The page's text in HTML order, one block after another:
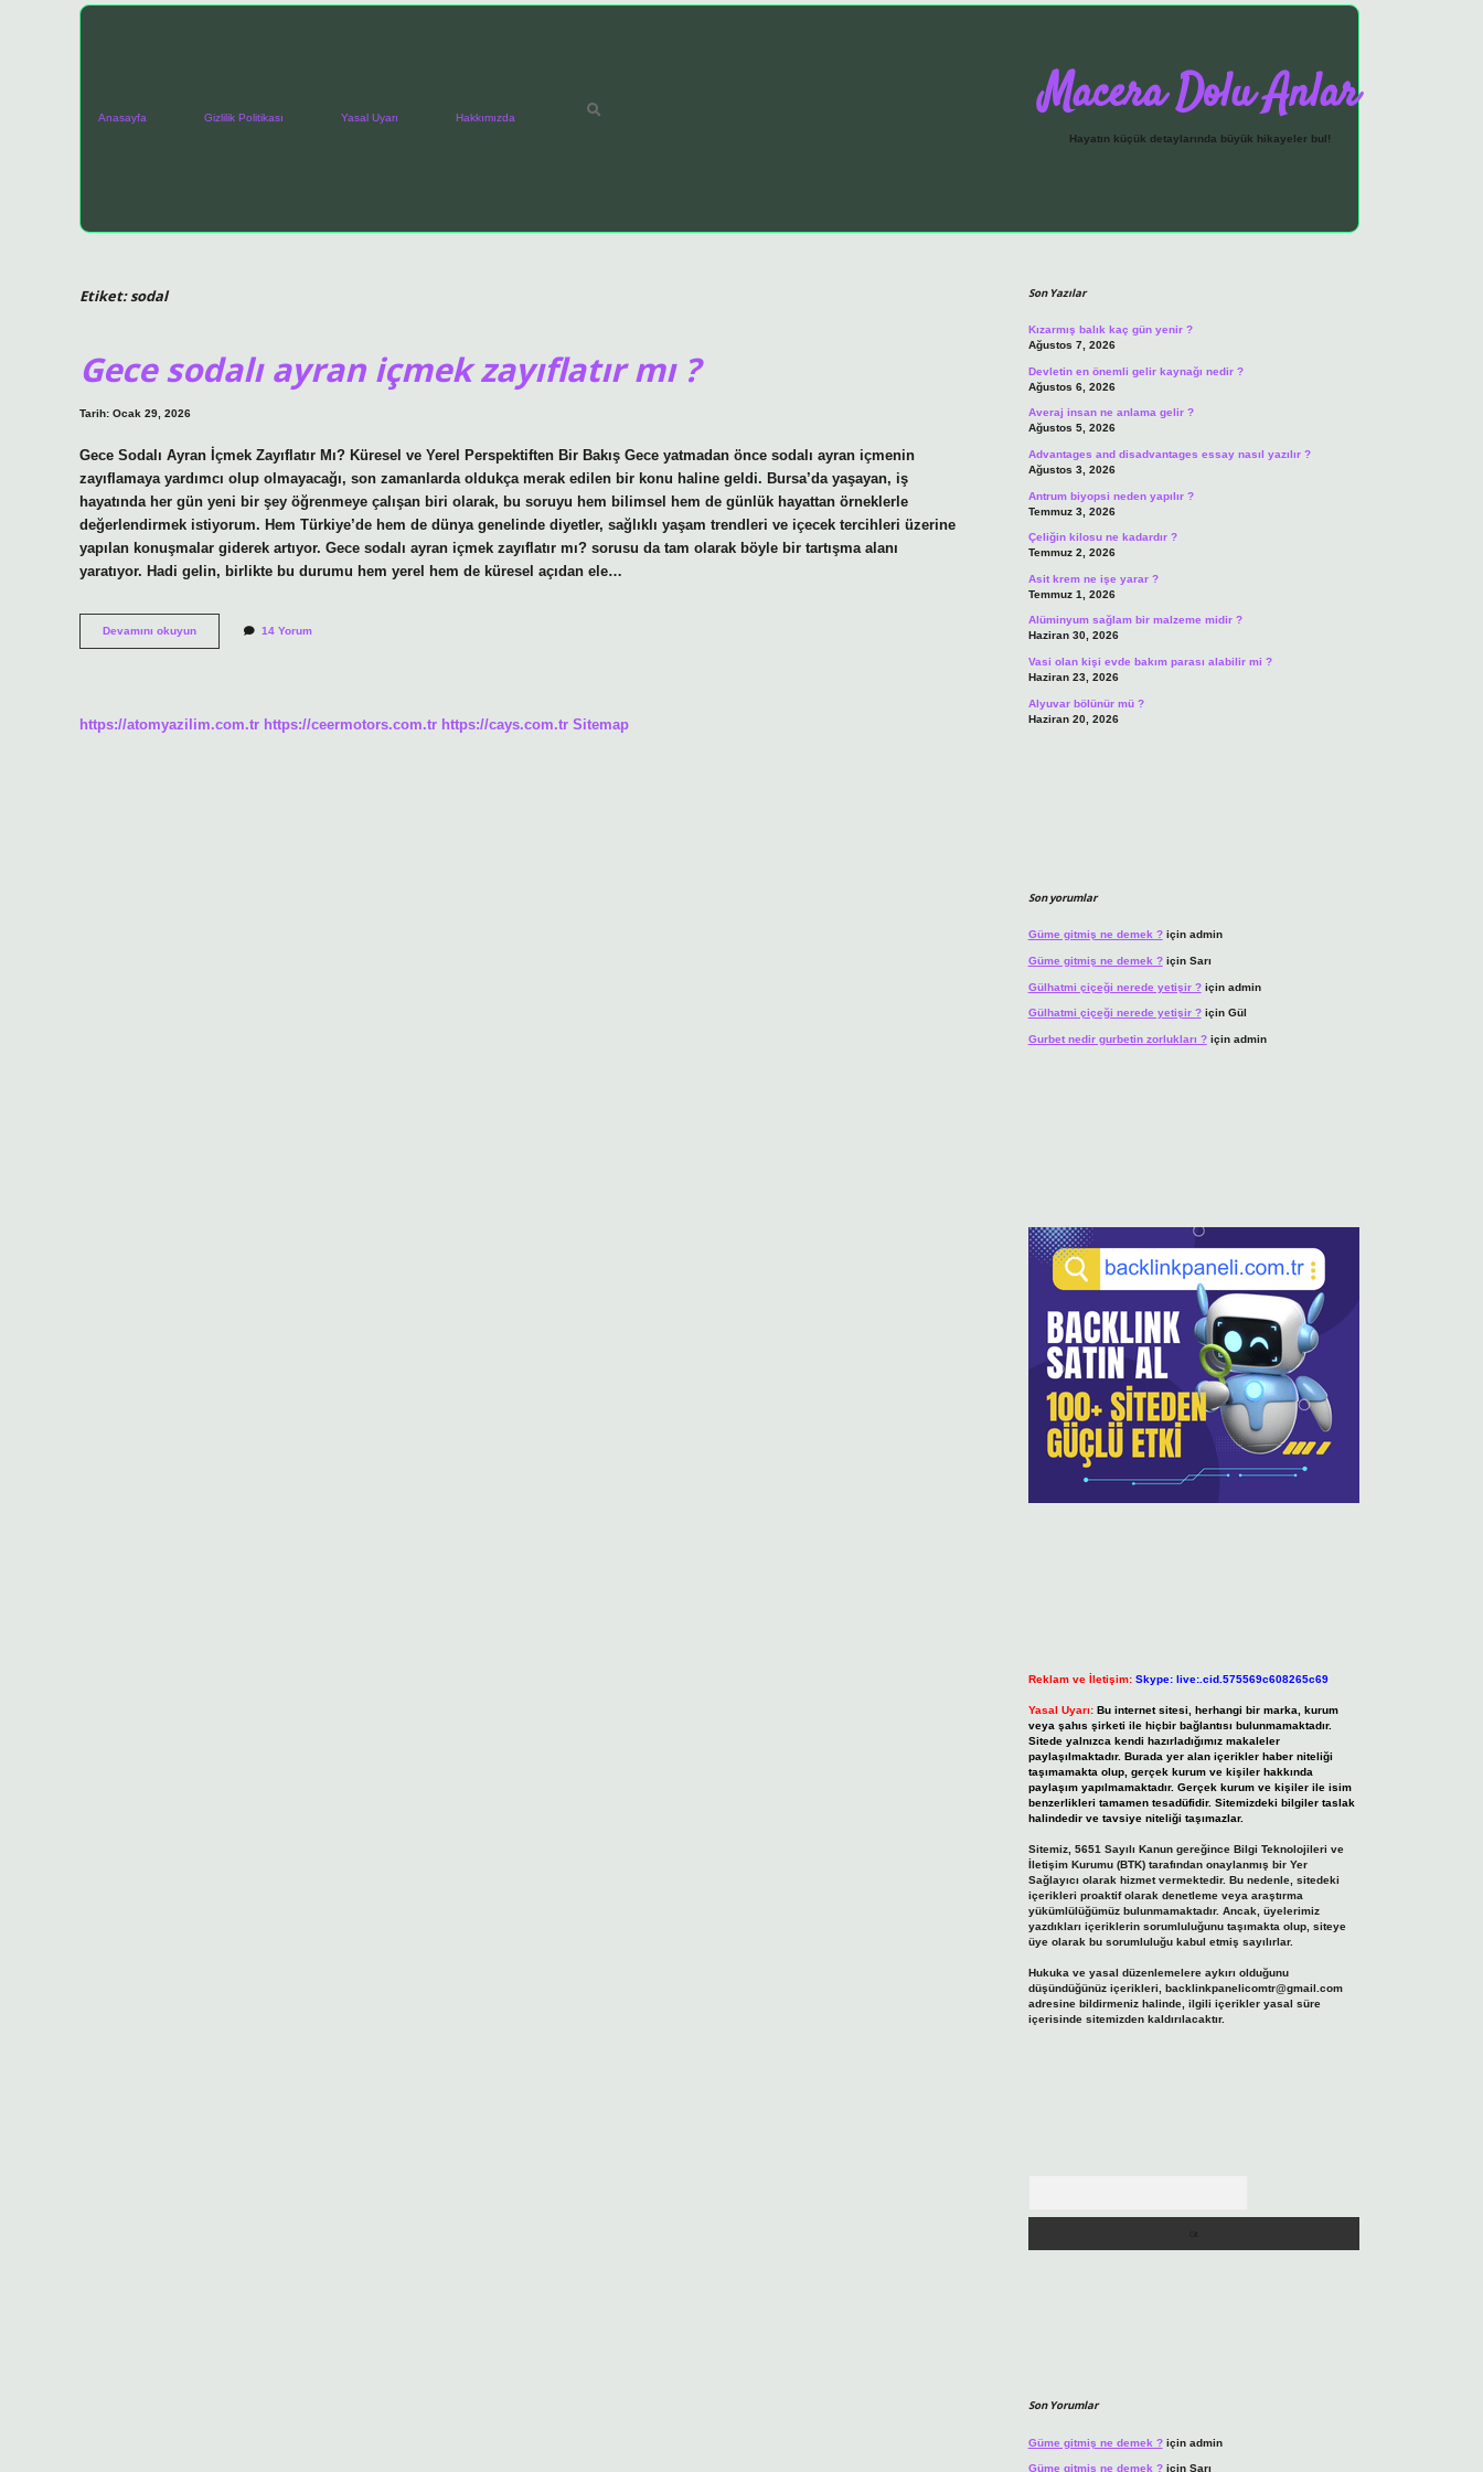
Anasayfa Gizlilik Politikası Yasal Uyarı Hakkımızda Macera Dolu Anlar
Hayatın küçük detaylarında büyük hikayeler bul!
Etiket:sodal
Gece sodalı ayran içmek zayıflatır mı ?
Tarih: Ocak 29, 2026
Gece Sodalı Ayran İçmek Zayıflatır Mı? Küresel ve Yerel Perspektiften Bir Bakış Gece yatmadan önce sodalı ayran içmenin
zayıflamaya yardımcı olup olmayacağı, son zamanlarda oldukça merak edilen bir konu haline geldi. Bursa’da yaşayan, iş
hayatında her gün yeni bir şey öğrenmeye çalışan biri olarak, bu soruyu hem bilimsel hem de günlük hayattan örneklerle
değerlendirmek istiyorum. Hem Türkiye’de hem de dünya genelinde diyetler, sağlıklı yaşam trendleri ve içecek tercihleri üzerine
yapılan konuşmalar giderek artıyor. Gece sodalı ayran içmek zayıflatır mı? sorusu da tam olarak böyle bir tartışma alanı
yaratıyor. Hadi gelin, birlikte bu durumu hem yerel hem de küresel açıdan ele…
Devamını okuyunGece
sodalı
?
14 Yorum
https://atomyazilim.com.tr https://ceermotors.com.tr https://cays.com.tr Sitemap
Son Yazılar
Kızarmış balık kaç gün yenir ?
Ağustos 7, 2026
Devletin en önemli gelir kaynağı nedir ?
Ağustos 6, 2026
Averaj insan ne anlama gelir ?
Ağustos 5, 2026
Advantages and disadvantages essay nasıl yazılır ?
Ağustos 3, 2026
Antrum biyopsi neden yapılır ?
Temmuz 3, 2026
Çeliğin kilosu ne kadardır ?
Temmuz 2, 2026
Asit krem ne işe yarar ?
Temmuz 1, 2026
Alüminyum sağlam bir malzeme midir ?
Haziran 30, 2026
Vasi olan kişi evde bakım parası alabilir mi ?
Haziran 23, 2026
Alyuvar bölünür mü ?
Haziran 20, 2026
Son yorumlar
Güme gitmiş ne demek ?için admin
Güme gitmiş ne demek ?için Sarı
Gülhatmi çiçeği nerede yetişir ?için admin
Gülhatmi çiçeği nerede yetişir ?için Gül
Gurbet nedir gurbetin zorlukları ?için admin
Reklam ve İletişim: Skype: live:.cid.575569c608265c69
Yasal Uyarı: Bu internet sitesi, herhangi bir marka, kurum
veya şahıs şirketi ile hiçbir bağlantısı bulunmamaktadır.
Sitede yalnızca kendi hazırladığımız makaleler
paylaşılmaktadır. Burada yer alan içerikler haber niteliği
taşımamakta olup, gerçek kurum ve kişiler hakkında
paylaşım yapılmamaktadır. Gerçek kurum ve kişiler ile isim
benzerlikleri tamamen tesadüfidir. Sitemizdeki bilgiler taslak
halindedir ve tavsiye niteliği taşımazlar.
Sitemiz, 5651 Sayılı Kanun gereğince Bilgi Teknolojileri ve
İletişim Kurumu (BTK) tarafından onaylanmış bir Yer
Sağlayıcı olarak hizmet vermektedir. Bu nedenle, sitedeki
içerikleri proaktif olarak denetleme veya araştırma
yükümlülüğümüz bulunmamaktadır. Ancak, üyelerimiz
yazdıkları içeriklerin sorumluluğunu taşımakta olup, siteye
üye olarak bu sorumluluğu kabul etmiş sayılırlar.
Hukuka ve yasal düzenlemelere aykırı olduğunu
düşündüğünüz içerikleri, backlinkpanelicomtr@gmail.com
adresine bildirmeniz halinde, ilgili içerikler yasal süre
içerisinde sitemizden kaldırılacaktır.
Son Yorumlar
Güme gitmiş ne demek ?için admin
Güme gitmiş ne demek ?için Sarı